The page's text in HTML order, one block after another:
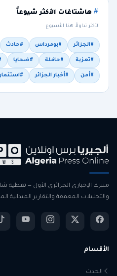
هاشتاغات الأكثر شيوعاً
الأكثر تداولاً هذا الأسبوع
#الجزائر #بومرداس #حادث
#تعزية #حافلة #ضحايا
#أمن #أخبار الجزائر #استثمار
منبرك الإخباري الجزائري الأول — تغطية
والتحليلات المعمقة والتقارير الميدانية
الأقسام
الحدث